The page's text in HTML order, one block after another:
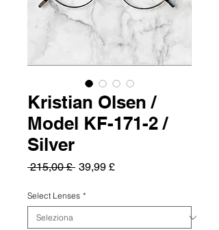
Kristian Olsen /
Model KF-171-2 /
Silver
215,00 £ Prezzo
39,99 £Prezzo
Select Lenses *